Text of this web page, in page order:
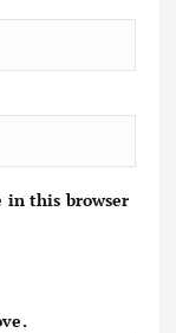
in this browser